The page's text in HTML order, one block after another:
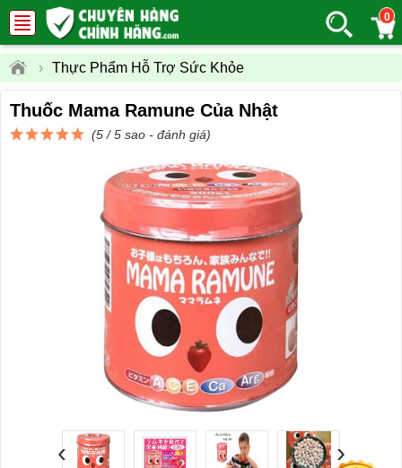
0
› Thực Phẩm Hỗ Trợ Sức Khỏe
Thuốc Mama Ramune Của Nhật
(5 / 5 sao - đánh giá)
‹ ›